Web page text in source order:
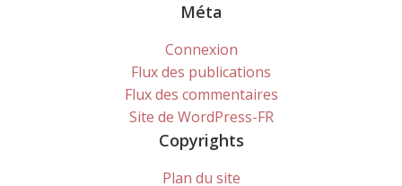
Méta
Connexion
Flux des publications
Flux des commentaires
Site de WordPress-FR
Copyrights
Plan du site